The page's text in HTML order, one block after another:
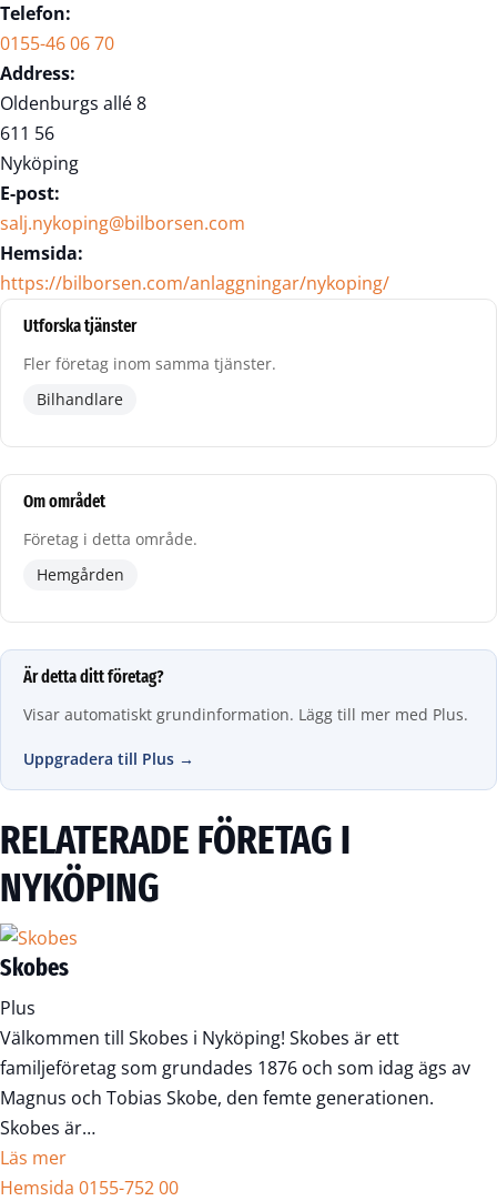
Telefon:
0155-46 06 70
Address:
Oldenburgs allé 8
611 56
Nyköping
E-post:
salj.nykoping@bilborsen.com
Hemsida:
https://bilborsen.com/anlaggningar/nykoping/
Utforska tjänster
Fler företag inom samma tjänster.
Bilhandlare
Om området
Företag i detta område.
Hemgården
Är detta ditt företag?
Visar automatiskt grundinformation. Lägg till mer med Plus.
Uppgradera till Plus →
RELATERADE FÖRETAG I
NYKÖPING
Skobes
Plus
Välkommen till Skobes i Nyköping! Skobes är ett
familjeföretag som grundades 1876 och som idag ägs av
Magnus och Tobias Skobe, den femte generationen.
Skobes är…
Läs mer
Hemsida 0155-752 00